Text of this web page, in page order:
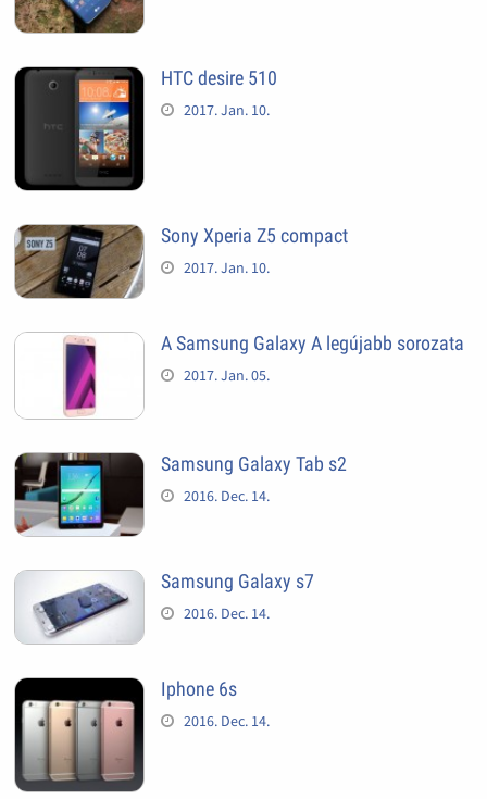
HTC desire 510
2017. Jan. 10.
Sony Xperia Z5 compact
2017. Jan. 10.
A Samsung Galaxy A legújabb sorozata
2017. Jan. 05.
Samsung Galaxy Tab s2
2016. Dec. 14.
Samsung Galaxy s7
2016. Dec. 14.
Iphone 6s
2016. Dec. 14.